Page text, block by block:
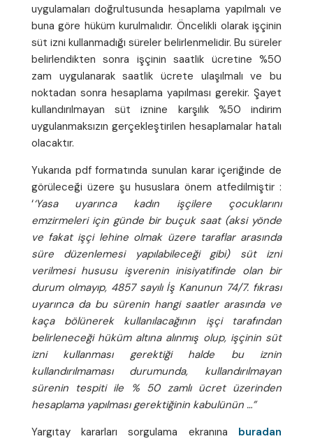
uygulamaları doğrultusunda hesaplama yapılmalı ve
buna göre hüküm kurulmalıdır. Öncelikli olarak işçinin
süt izni kullanmadığı süreler belirlenmelidir. Bu süreler
belirlendikten sonra işçinin saatlik ücretine %50
zam uygulanarak saatlik ücrete ulaşılmalı ve bu
noktadan sonra hesaplama yapılması gerekir. Şayet
kullandırılmayan süt iznine karşılık %50 indirim
uygulanmaksızın gerçekleştirilen hesaplamalar hatalı
olacaktır.
Yukarıda pdf formatında sunulan karar içeriğinde de
görüleceği üzere şu hususlara önem atfedilmiştir :
‘‘Yasa uyarınca kadın işçilere çocuklarını
emzirmeleri için günde bir buçuk saat (aksi yönde
ve fakat işçi lehine olmak üzere taraflar arasında
süre düzenlemesi yapılabileceği gibi) süt izni
verilmesi hususu işverenin inisiyatifinde olan bir
durum olmayıp, 4857 sayılı İş Kanunun 74/7. fıkrası
uyarınca da bu sürenin hangi saatler arasında ve
kaça bölünerek kullanılacağının işçi tarafından
belirleneceği hüküm altına alınmış olup, işçinin süt
izni kullanması gerektiği halde bu iznin
kullandırılmaması durumunda, kullandırılmayan
sürenin tespiti ile % 50 zamlı ücret üzerinden
hesaplama yapılması gerektiğinin kabulünün …”
Yargıtay kararları sorgulama ekranına buradan